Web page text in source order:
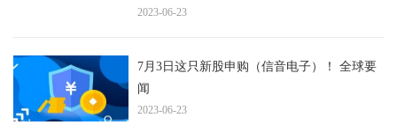
2023-06-23
7月3日这只新股申购（信音电子）！ 全球要
闻
2023-06-23